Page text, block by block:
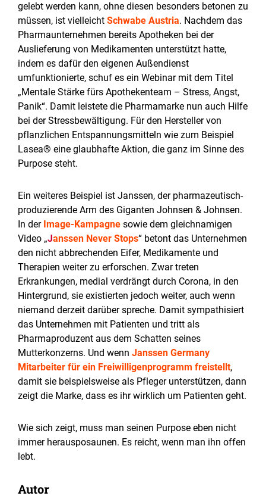
gelebt werden kann, ohne diesen besonders betonen zu
müssen, ist vielleicht Schwabe Austria. Nachdem das
Pharmaunternehmen bereits Apotheken bei der
Auslieferung von Medikamenten unterstützt hatte,
indem es dafür den eigenen Außendienst
umfunktionierte, schuf es ein Webinar mit dem Titel
„Mentale Stärke fürs Apothekenteam – Stress, Angst,
Panik“. Damit leistete die Pharmamarke nun auch Hilfe
bei der Stressbewältigung. Für den Hersteller von
pflanzlichen Entspannungsmitteln wie zum Beispiel
Lasea® eine glaubhafte Aktion, die ganz im Sinne des
Purpose steht.
Ein weiteres Beispiel ist Janssen, der pharmazeutisch-
produzierende Arm des Giganten Johnsen & Johnsen.
In der Image-Kampagne sowie dem gleichnamigen
Video „Janssen Never Stops“ betont das Unternehmen
den nicht abbrechenden Eifer, Medikamente und
Therapien weiter zu erforschen. Zwar treten
Erkrankungen, medial verdrängt durch Corona, in den
Hintergrund, sie existierten jedoch weiter, auch wenn
niemand derzeit darüber spreche. Damit sympathisiert
das Unternehmen mit Patienten und tritt als
Pharmaproduzent aus dem Schatten seines
Mutterkonzerns. Und wenn Janssen Germany
Mitarbeiter für ein Freiwilligenprogramm freistellt,
damit sie beispielsweise als Pfleger unterstützen, dann
zeigt die Marke, dass es ihr wirklich um Patienten geht.
Wie sich zeigt, muss man seinen Purpose eben nicht
immer herausposaunen. Es reicht, wenn man ihn offen
lebt.
Autor